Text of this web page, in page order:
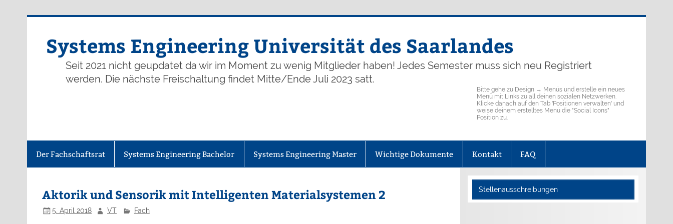
Systems Engineering Universität des Saarlandes
Seit 2021 nicht geupdatet da wir im Moment zu wenig Mitglieder haben! Jedes Semester muss sich neu Registriert
werden. Die nächste Freischaltung findet Mitte/Ende Juli 2023 satt.
Bitte gehe zu Design → Menüs und erstelle ein neues
Menü mit Links zu all deinen sozialen Netzwerken.
Klicke danach auf den Tab 'Positionen verwalten' und
weise deinem erstelltes Menü die "Social Icons"
Position zu.
Der Fachschaftsrat Systems Engineering Bachelor Systems Engineering Master Wichtige Dokumente Kontakt FAQ
Aktorik und Sensorik mit Intelligenten Materialsystemen 2
5. April 2018 VT Fach
Stellenausschreibungen